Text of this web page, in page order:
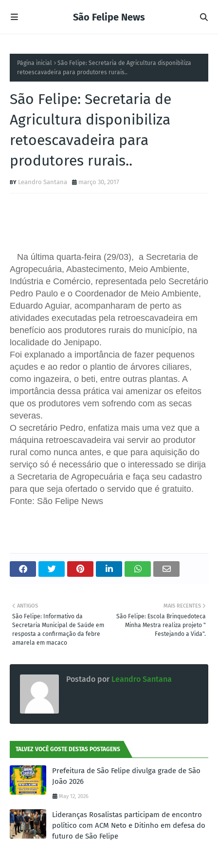
São Felipe News
Página inicial
São Felipe: Secretaria de Agricultura disponibiliza
retoescavadeira para produtores rurais..
São Felipe: Secretaria de
Agricultura disponibiliza
retoescavadeira para
produtores rurais..
Leandro Santana março 30, 2017
Na última quarta-feira (29/03), a Secretaria de
Agropecuária, Abastecimento, Meio Ambiente,
Indústria e Comércio, representada pelo Secretário
Pedro Paulo e o Coordenador de Meio Ambiente,
Eduardo Aguiar, acompanharam de perto as
atividades executadas pela retroescavadeira em
benefício aos produtores rurais do município, na
localidade do Jenipapo.
Foi explanado a importância de fazer pequenos
açudes e ao redor o plantio de árvores ciliares,
como ingazeira, o beti, entre outras plantas. A
importância dessa prática vai amenizar os efeitos
que os produtores vem sofrendo com as secas
severas.
O secretário Pedro, enfatiza mais uma vez que a
máquina retroescavadeira vai servir ao produtor
rural como nunca antes, e que para aquisição do
serviço só é necessário que o interessado se dirija
a Secretaria de Agropecuária e faça seu cadastro
para que seja ofertado o servido que é gratuito.
Fonte: São Felipe News
MAIS RECENTES
São Felipe: Escola Brinquedoteca
Minha Mestra realiza projeto "
Festejando a Vida".
ANTIGOS
São Felipe: Informativo da
Secretaria Municipal de Saúde em
resposta a confirmação da febre
amarela em macaco
Postado por Leandro Santana
TALVEZ VOCÊ GOSTE DESTAS POSTAGENS
Prefeitura de São Felipe divulga grade de São
João 2026
May 12, 2026
Lideranças Rosalistas participam de encontro
político com ACM Neto e Ditinho em defesa do
futuro de São Felipe